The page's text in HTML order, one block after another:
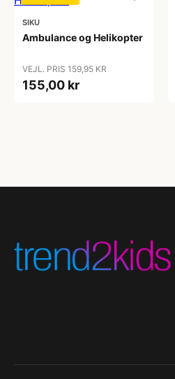
SIKU
Ambulance og Helikopter
VEJL. PRIS 159,95 KR
155,00 kr